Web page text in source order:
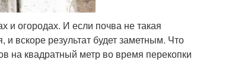
огородах. И если почва не такая
и вскоре результат будет заметным. Что
на квадратный метр во время перекопки